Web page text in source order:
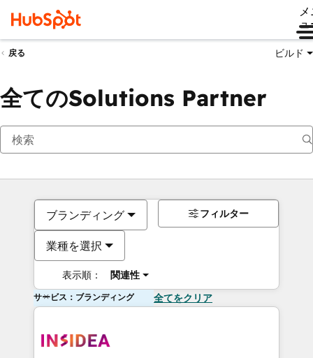
ュ
戻る ビルド
全てのSolutions Partner
ブランディング
業種を選択
表示順： 関連性
フィルター
サービス：ブランディング 全てをクリア